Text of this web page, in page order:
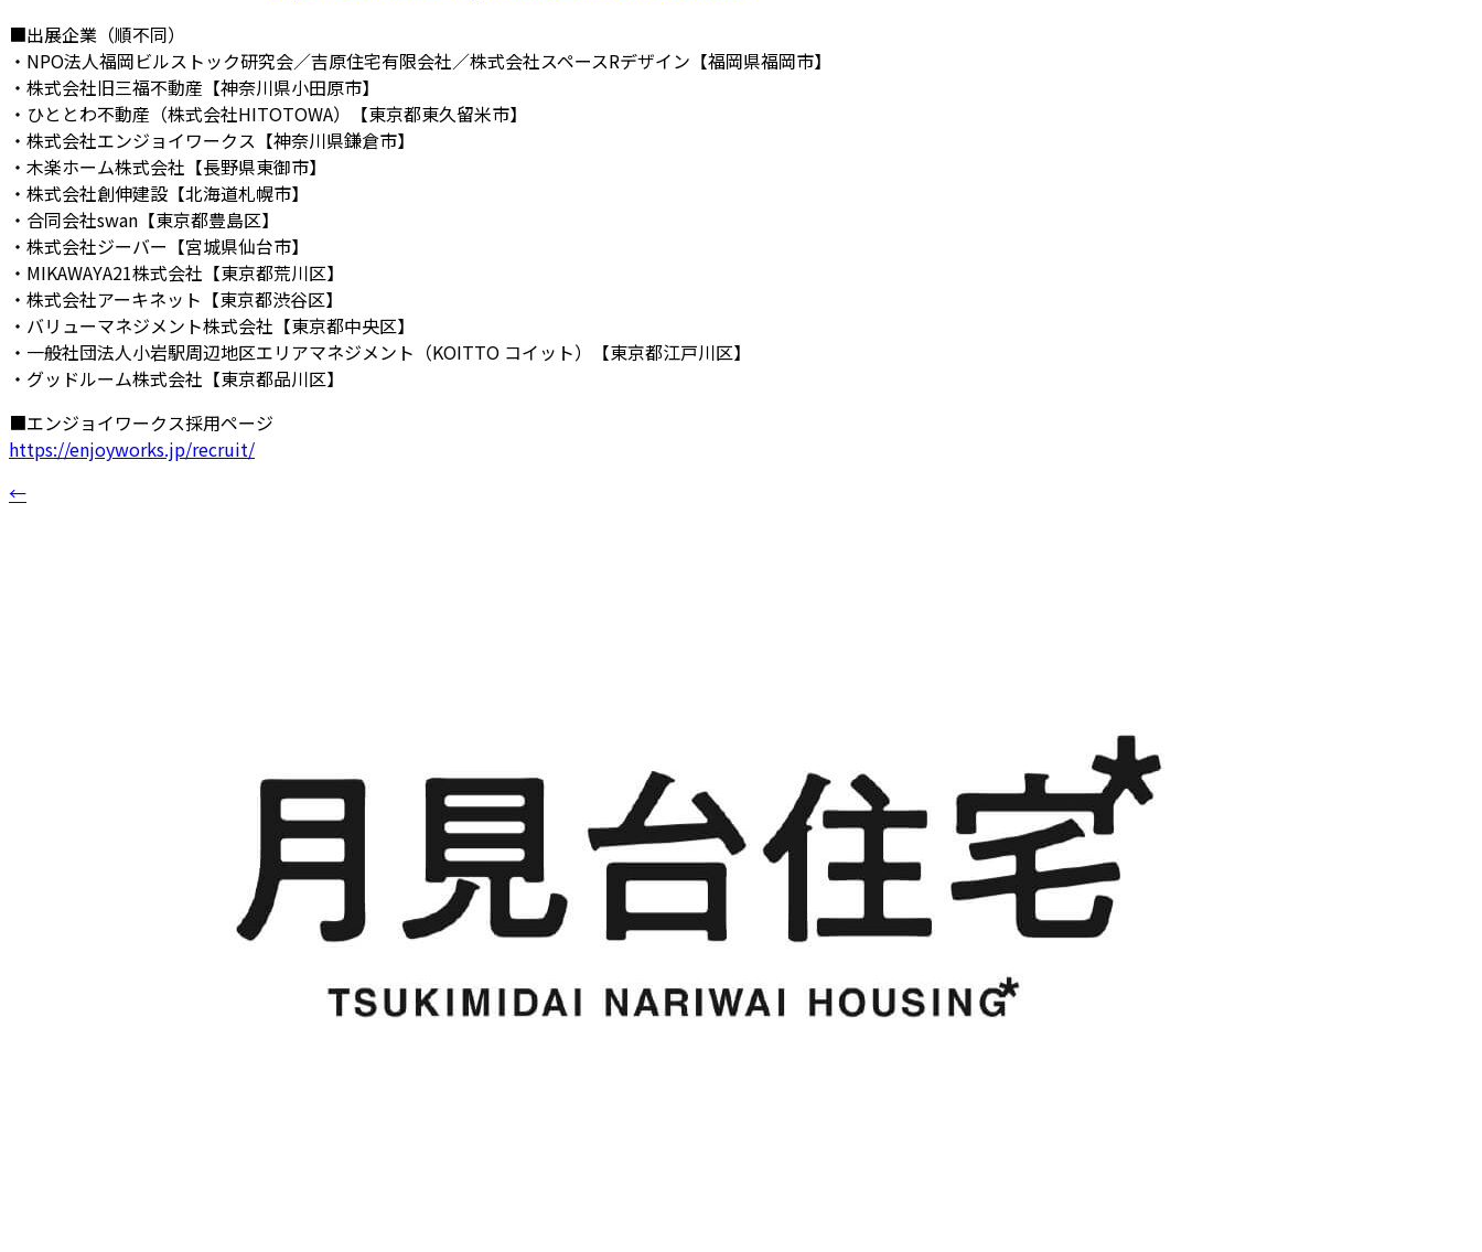
■出展企業（順不同）
・NPO法人福岡ビルストック研究会／吉原住宅有限会社／株式会社スペースRデザイン【福岡県福岡市】
・株式会社旧三福不動産【神奈川県小田原市】
・ひととわ不動産（株式会社HITOTOWA）【東京都東久留米市】
・株式会社エンジョイワークス【神奈川県鎌倉市】
・木楽ホーム株式会社【長野県東御市】
・株式会社創伸建設【北海道札幌市】
・合同会社swan【東京都豊島区】
・株式会社ジーバー【宮城県仙台市】
・MIKAWAYA21株式会社【東京都荒川区】
・株式会社アーキネット【東京都渋谷区】
・バリューマネジメント株式会社【東京都中央区】
・一般社団法人小岩駅周辺地区エリアマネジメント（KOITTO コイット）【東京都江戸川区】
・グッドルーム株式会社【東京都品川区】
■エンジョイワークス採用ページ
https://enjoyworks.jp/recruit/
←